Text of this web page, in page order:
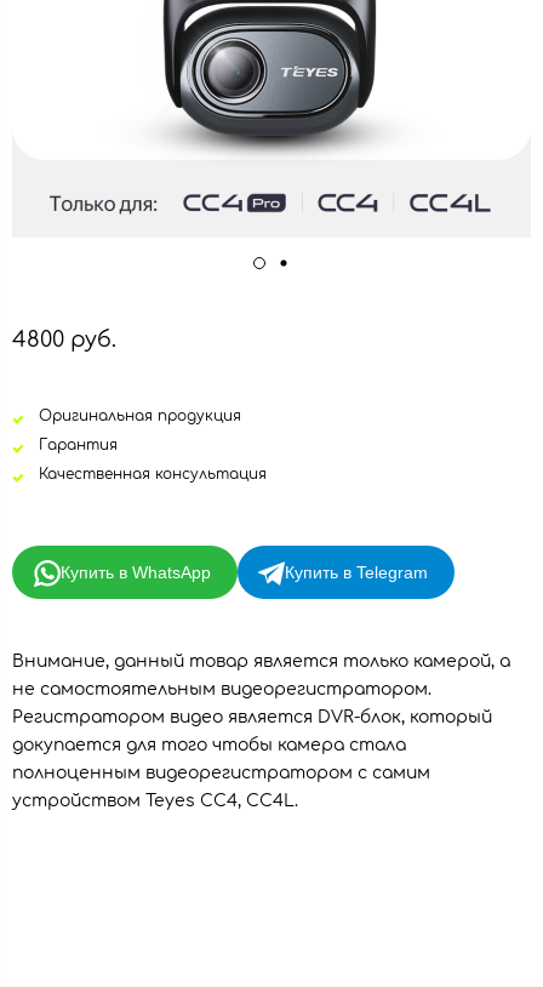
4800 руб.
Оригинальная продукция
Гарантия
Качественная консультация
Купить в WhatsApp Купить в Telegram
Внимание, данный товар является только камерой, а
не самостоятельным видеорегистратором.
Регистратором видео является DVR-блок, который
докупается для того чтобы камера стала
полноценным видеорегистратором с самим
устройством Teyes CC4, CC4L.